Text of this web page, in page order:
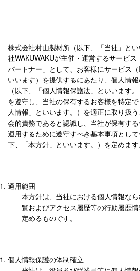
株式会社村山製材所（以下、「当社」と
社WAKUWAKUが主催・運営するサービス
パートナー」として、お客様にサービス
いいます）を提供するにあたり、個人情
（以下、「個人情報保護法」といいます
を遵守し、当社の保有するお客様を特定
人情報」といいます。）を適正に取り扱
会的責務であると認識し、当社が保有す
運用するために遵守すべき基本事項とし
下、「本方針」といいます。）を定めます
適用範囲
本方針は、当社における個人情報な
覧およびアクセス履歴等の行動履歴
定めるものです。
個人情報保護の体制確立